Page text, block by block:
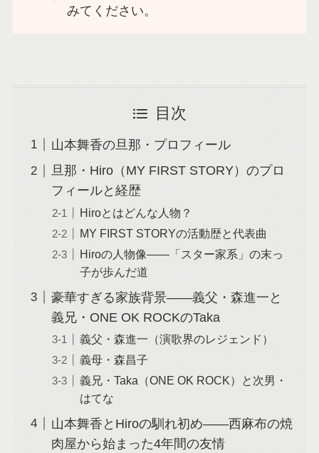
みてください。
目次
山本舞香の旦那・プロフィール
旦那・Hiro（MY FIRST STORY）のプロ
フィールと経歴
Hiroとはどんな人物？
MY FIRST STORYの活動歴と代表曲
Hiroの人物像——「スター家系」の末っ
子が歩んだ道
豪華すぎる家族背景——義父・森進一と
義兄・ONE OK ROCKのTaka
義父・森進一（演歌界のレジェンド）
義母・森昌子
義兄・Taka（ONE OK ROCK）と次男・
はてな
山本舞香とHiroの馴れ初め——西麻布の焼
肉屋から始まった4年間の友情